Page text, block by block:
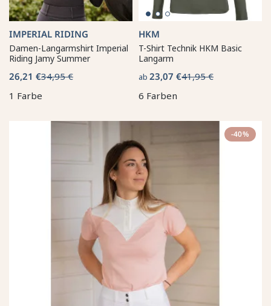
IMPERIAL RIDING
Damen-Langarmshirt Imperial
Riding Jamy Summer
26,21 €34,95 €
1 Farbe
HKM
T-Shirt Technik HKM Basic
Langarm
ab 23,07 €41,95 €
6 Farben
-40%